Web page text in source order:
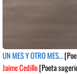
UN MES Y OTRO MES…
Jaime Cedillo[Poeta